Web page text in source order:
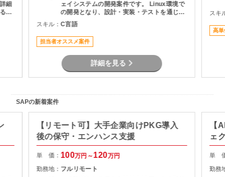
細
こ
ェイシステムの開発案件です。 Linux環境で
の開発となり、設計・実装・テストを通じて
システムの安定稼働を支える役割を担当いた
だきます。 長期案件のため、腰を据えて開発
に携わりたい方におすすめです。
スキル：C言語
担当者オススメ案件
詳細を見る
スキ
高単
SAPの新着案件
【リモート可】大手企業向けPKG導入
後の保守・エンハンス支援
単 価： 100万円～120万円
勤務地： フルリモート
【
ェ
単
勤務